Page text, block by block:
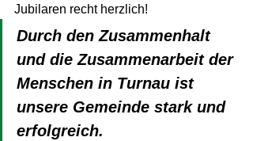
Jubilaren recht herzlich!
Durch den Zusammenhalt
und die Zusammenarbeit der
Menschen in Turnau ist
unsere Gemeinde stark und
erfolgreich.